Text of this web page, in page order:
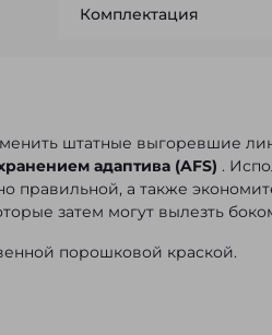
Комплектация
штатные выгоревшие
адаптива (AFS) .
правильной, а также
затем могут вылезть
порошковой краской.